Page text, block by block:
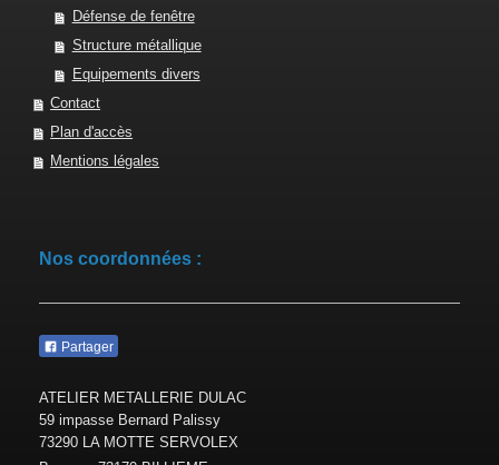
Défense de fenêtre
Structure métallique
Equipements divers
Contact
Plan d'accès
Mentions légales
Nos coordonnées :
Partager
ATELIER METALLERIE DULAC
59 impasse Bernard Palissy
73290 LA MOTTE SERVOLEX